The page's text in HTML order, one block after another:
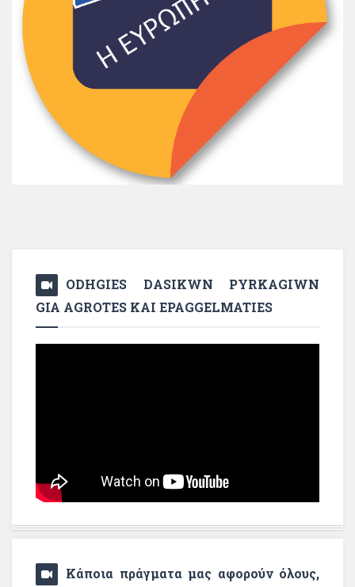
ODHGIES DASIKWN PYRKAGIWN
GIA AGROTES KAI EPAGGELMATIES
Κάποια πράγματα μας αφορούν όλους,